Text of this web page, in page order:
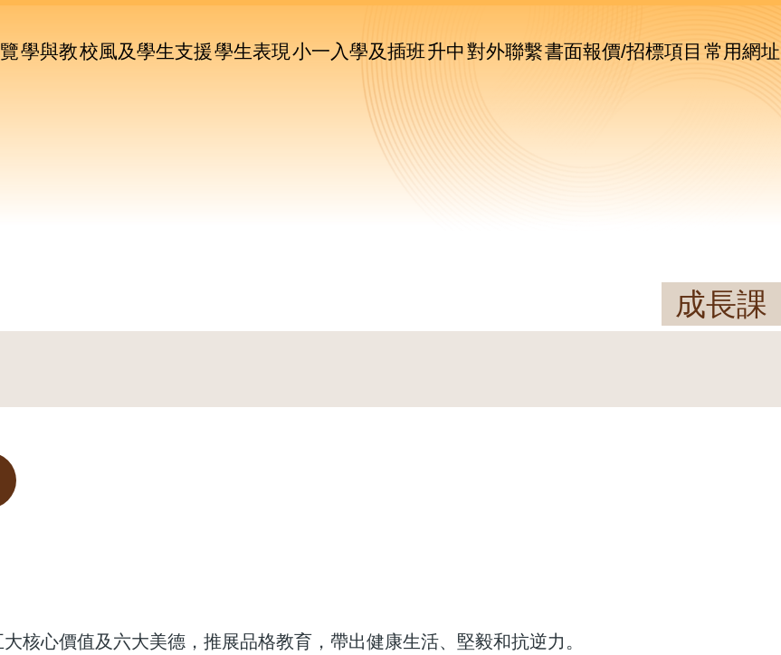
學與教校風及學生支援學生表現小一入學及插班升中對外聯繫書面報價/招標項目 常用網址
成長課
核心價值及六大美德，推展品格教育，帶出健康生活、堅毅和抗逆力。